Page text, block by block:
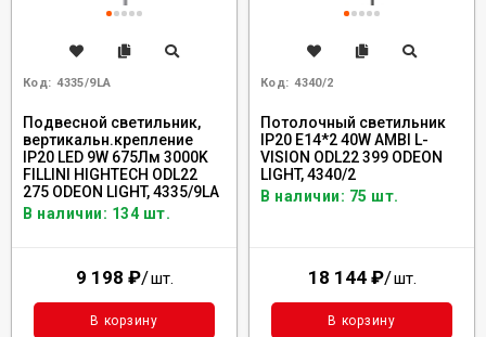
Код: 4335/9LA
Подвесной светильник,
вертикальн.крепление
IP20 LED 9W 675Лм 3000K
FILLINI HIGHTECH ODL22
275 ODEON LIGHT, 4335/9LA
В наличии: 134 шт.
9 198 ₽/шт.
В корзину
Код: 4340/2
Потолочный светильник
IP20 E14*2 40W AMBI L-
VISION ODL22 399 ODEON
LIGHT, 4340/2
В наличии: 75 шт.
18 144 ₽/шт.
В корзину